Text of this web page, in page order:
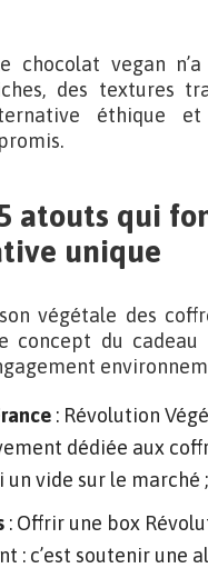
chocolat vegan
des textures
éthique
atouts qui
unique
végétale des
concept du
: Révolution
dédiée aux
vide sur le marché ;
: Offrir une box
: c’est soutenir une